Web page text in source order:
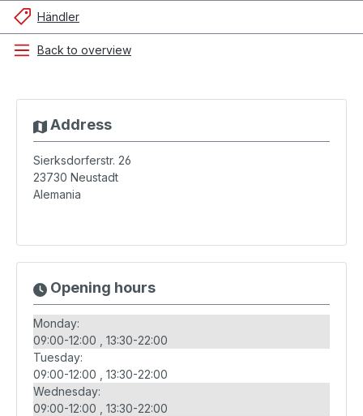
Händler
Back to overview
Address
Sierksdorferstr. 26
23730 Neustadt
Alemania
Opening hours
Monday:
09:00-12:00
13:30-22:00
Tuesday:
09:00-12:00
13:30-22:00
Wednesday:
09:00-12:00
13:30-22:00